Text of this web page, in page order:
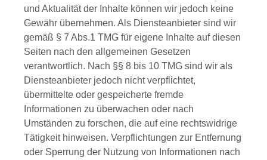
und Aktualität der Inhalte können wir jedoch keine
Gewähr übernehmen. Als Diensteanbieter sind wir
gemäß § 7 Abs.1 TMG für eigene Inhalte auf diesen
Seiten nach den allgemeinen Gesetzen
verantwortlich. Nach §§ 8 bis 10 TMG sind wir als
Diensteanbieter jedoch nicht verpflichtet,
übermittelte oder gespeicherte fremde
Informationen zu überwachen oder nach
Umständen zu forschen, die auf eine rechtswidrige
Tätigkeit hinweisen. Verpflichtungen zur Entfernung
oder Sperrung der Nutzung von Informationen nach